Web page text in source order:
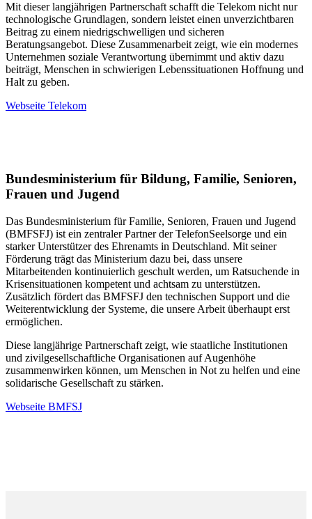
Mit dieser langjährigen Partnerschaft schafft die Telekom nicht nur
technologische Grundlagen, sondern leistet einen unverzichtbaren
Beitrag zu einem niedrigschwelligen und sicheren
Beratungsangebot. Diese Zusammenarbeit zeigt, wie ein modernes
Unternehmen soziale Verantwortung übernimmt und aktiv dazu
beiträgt, Menschen in schwierigen Lebenssituationen Hoffnung und
Halt zu geben.
Webseite Telekom
Bundesministerium für Bildung, Familie, Senioren,
Frauen und Jugend
Das Bundesministerium für Familie, Senioren, Frauen und Jugend
(BMFSFJ) ist ein zentraler Partner der TelefonSeelsorge und ein
starker Unterstützer des Ehrenamts in Deutschland. Mit seiner
Förderung trägt das Ministerium dazu bei, dass unsere
Mitarbeitenden kontinuierlich geschult werden, um Ratsuchende in
Krisensituationen kompetent und achtsam zu unterstützen.
Zusätzlich fördert das BMFSFJ den technischen Support und die
Weiterentwicklung der Systeme, die unsere Arbeit überhaupt erst
ermöglichen.
Diese langjährige Partnerschaft zeigt, wie staatliche Institutionen
und zivilgesellschaftliche Organisationen auf Augenhöhe
zusammenwirken können, um Menschen in Not zu helfen und eine
solidarische Gesellschaft zu stärken.
Webseite BMFSJ